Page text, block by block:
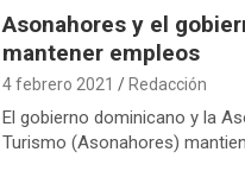
Asonahores y el
mantener empleos
4 febrero 2021 Redacción
El gobierno dominicano y la
Turismo (Asonahores)